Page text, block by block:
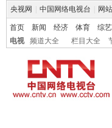
央视网 中国网络电视台 网
首页 新闻 经济 体育 综艺
电视
频道大全 栏目大全